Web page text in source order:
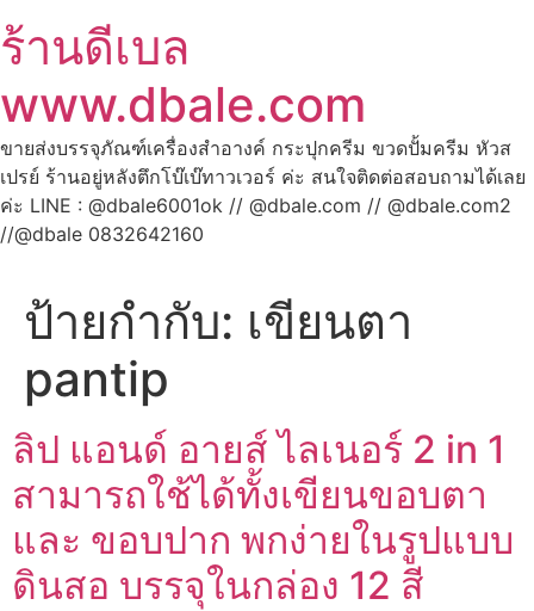
ร้านดีเบล
www.dbale.com
ขายส่งบรรจุภัณฑ์เครื่องสำอางค์ กระปุกครีม ขวดปั้มครีม หัวส
เปรย์ ร้านอยู่หลังตึกโบ๊เบ๊ทาวเวอร์ ค่ะ สนใจติดต่อสอบถามได้เลย
ค่ะ LINE : @dbale6001ok // @dbale.com // @dbale.com2
//@dbale 0832642160
ป้ายกำกับ: เขียนตา
pantip
ลิป แอนด์ อายส์ ไลเนอร์ 2 in 1
สามารถใช้ได้ทั้งเขียนขอบตา
และ ขอบปาก พกง่ายในรูปแบบ
ดินสอ บรรจุในกล่อง 12 สี